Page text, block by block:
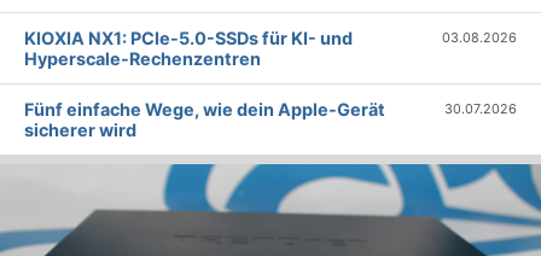
KIOXIA NX1: PCIe-5.0-SSDs für KI- und
Hyperscale-Rechenzentren
03.08.2026
Fünf einfache Wege, wie dein Apple-Gerät
sicherer wird
30.07.2026